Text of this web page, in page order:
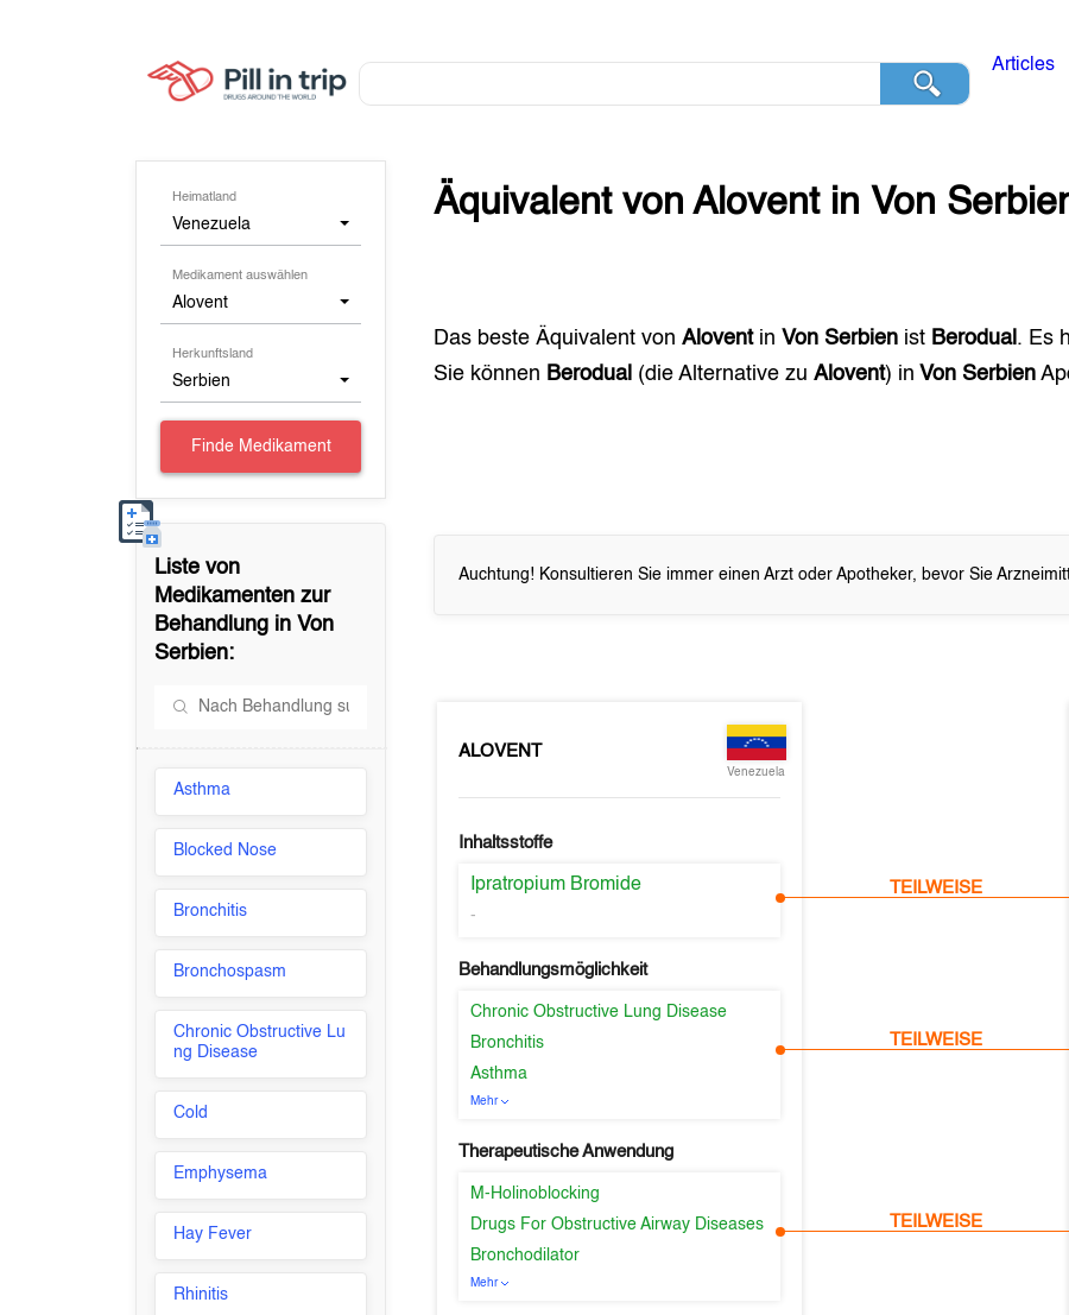
Articles
Heimatland
Venezuela
Medikament auswählen
Alovent
Herkunftsland
Serbien
Finde Medikament
Liste von
Medikamenten zur
Behandlung in Von
Serbien:
Asthma
Blocked Nose
Bronchitis
Bronchospasm
Chronic Obstructive Lu
ng Disease
Cold
Emphysema
Hay Fever
Rhinitis
Äquivalent vonAloventin Von
Das beste Äquivalent vonAloventin Von Serbien ist Berodual . Es
Sie können Berodual (die Alternative zuAlovent) in Von Serbien
Auchtung! Konsultieren Sie immer einen Arzt oder Apotheker, bevor Sie
ALOVENT
Venezuela
Inhaltsstoffe
Ipratropium Bromide
-
Behandlungsmöglichkeit
Chronic Obstructive Lung Disease
Bronchitis
Asthma
Mehr
Therapeutische Anwendung
M-Holinoblocking
Drugs For Obstructive Airway Diseases
Bronchodilator
Mehr
TEILWEISE
TEILWEISE
TEILWEISE